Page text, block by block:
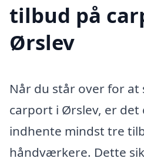
tilbud på
Ørslev
Når du står over for at
carport i Ørslev, er det
indhente mindst tre
håndværkere. Dette